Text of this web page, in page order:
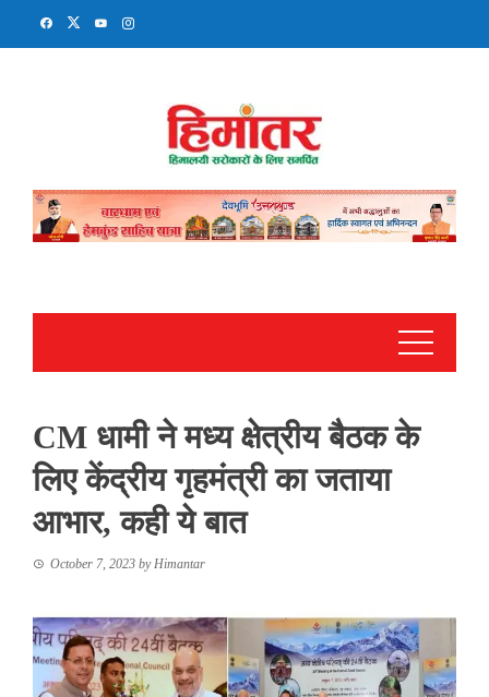
CM धामी ने मध्य क्षेत्रीय बैठक के
लिए केंद्रीय गृहमंत्री का जताया
आभार, कही ये बात
October 7, 2023 byHimantar